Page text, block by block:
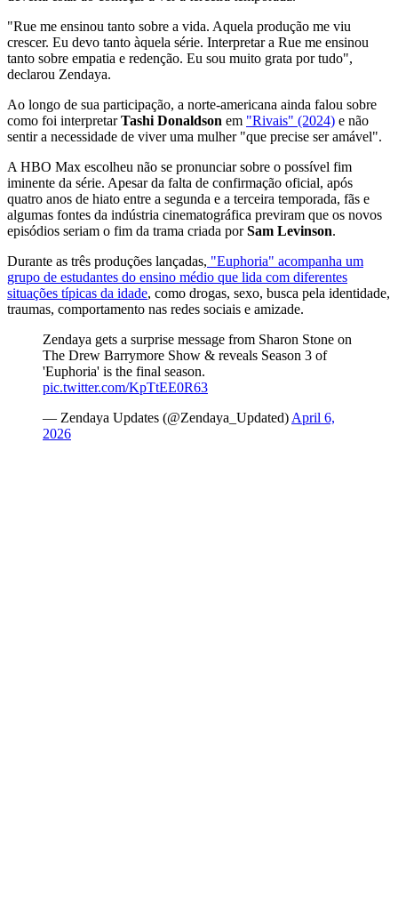
"Rue me ensinou tanto sobre a vida. Aquela produção me viu
crescer. Eu devo tanto àquela série. Interpretar a Rue me ensinou
tanto sobre empatia e redenção. Eu sou muito grata por tudo",
declarou Zendaya.
Ao longo de sua participação, a norte-americana ainda falou sobre
como foi interpretarTashi Donaldson em "Rivais" (2024) e não
sentir a necessidade de viver uma mulher "que precise ser amável".
A HBO Max escolheu não se pronunciar sobre o possível fim
iminente da série. Apesar da falta de confirmação oficial, após
quatro anos de hiato entre a segunda e a terceira temporada, fãs e
algumas fontes da indústria cinematográfica previram que os novos
episódios seriam o fim da trama criada porSam Levinson.
Durante as três produções lançadas, "Euphoria" acompanha um
grupo de estudantes do ensino médio que lida com diferentes
situações típicas da idade, como drogas, sexo, busca pela identidade,
traumas, comportamento nas redes sociais e amizade.
Zendaya gets a surprise message from Sharon Stone on
The Drew Barrymore Show & reveals Season 3 of
'Euphoria' is the final season.
pic.twitter.com/KpTtEE0R63
— Zendaya Updates (@Zendaya_Updated) April 6,
2026